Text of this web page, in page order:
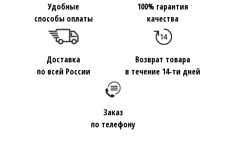
Удобные
способы оплаты
100% гарантия
качества
Доставка
по всей России
Возврат товара
в течение 14-ти дней
Заказ
по телефону